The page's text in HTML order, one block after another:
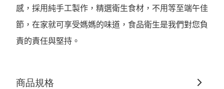
感，採用純手工製作，精選衛生食材，不用等至端午佳
節，在家就可享受媽媽的味道，食品衛生是我們對您負
責的責任與堅持。
商品規格